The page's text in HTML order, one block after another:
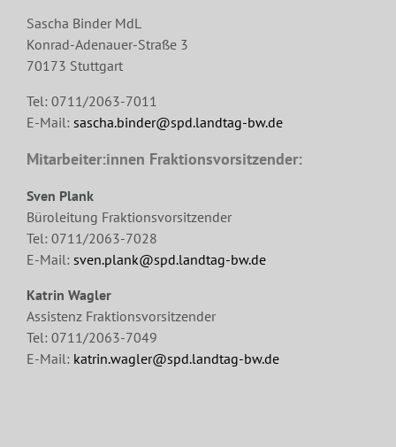
Sascha Binder MdL
Konrad-Adenauer-Straße 3
70173 Stuttgart
Tel: 0711/2063-7011
E-Mail: sascha.binder@spd.landtag-bw.de
Mitarbeiter:innen Fraktionsvorsitzender:
Sven Plank
Büroleitung Fraktionsvorsitzender
Tel: 0711/2063-7028
E-Mail: sven.plank@spd.landtag-bw.de
Katrin Wagler
Assistenz Fraktionsvorsitzender
Tel: 0711/2063-7049
E-Mail: katrin.wagler@spd.landtag-bw.de